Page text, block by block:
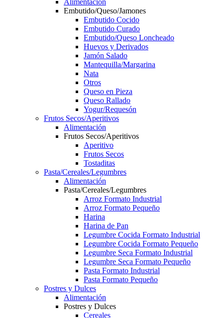
Alimentación
Embutido/Queso/Jamones
Embutido Cocido
Embutido Curado
Embutido/Queso Loncheado
Huevos y Derivados
Jamón Salado
Mantequilla/Margarina
Nata
Otros
Queso en Pieza
Queso Rallado
Yogur/Requesón
Frutos Secos/Aperitivos
Alimentación
Frutos Secos/Aperitivos
Aperitivo
Frutos Secos
Tostaditas
Pasta/Cereales/Legumbres
Alimentación
Pasta/Cereales/Legumbres
Arroz Formato Industrial
Arroz Formato Pequeño
Harina
Harina de Pan
Legumbre Cocida Formato Industrial
Legumbre Cocida Formato Pequeño
Legumbre Seca Formato Industrial
Legumbre Seca Formato Pequeño
Pasta Formato Industrial
Pasta Formato Pequeño
Postres y Dulces
Alimentación
Postres y Dulces
Cereales